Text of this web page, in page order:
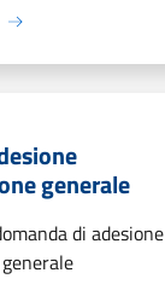
generale
di adesione